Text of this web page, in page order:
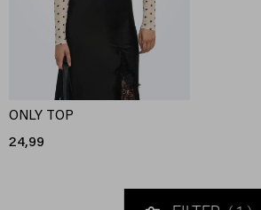
ONLY TOP
24,99